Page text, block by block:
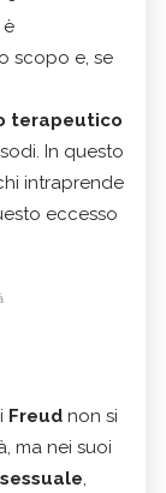
è
scopo e, se
terapeutico
In questo
intraprende
eccesso
Freud non si
ma nei suoi